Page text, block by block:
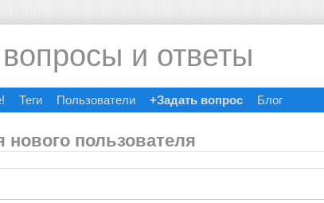
и ответы
Теги Пользователи +Задать вопрос Блог
нового пользователя